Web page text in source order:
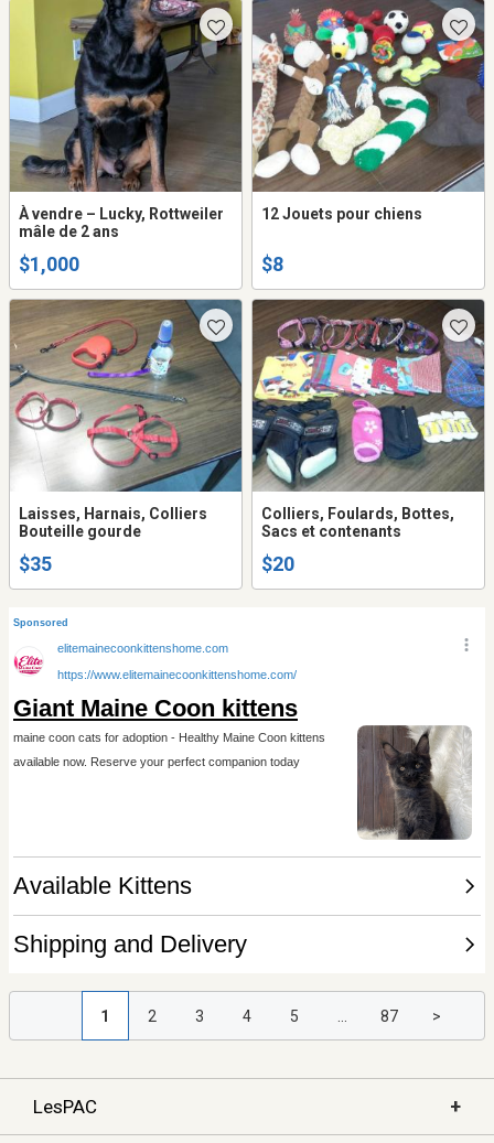
À vendre – Lucky, Rottweiler
mâle de 2 ans
$1,000
12 Jouets pour chiens
$8
Laisses, Harnais, Colliers
Bouteille gourde
$35
Colliers, Foulards, Bottes,
Sacs et contenants
$20
1 2 3 4 5 87 >
LesPAC +